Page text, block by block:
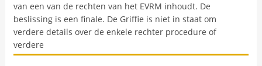
van een van de rechten van het EVRM inhoudt. De
beslissing is een finale. De Griffie is niet in staat om
verdere details over de enkele rechter procedure of
verdere